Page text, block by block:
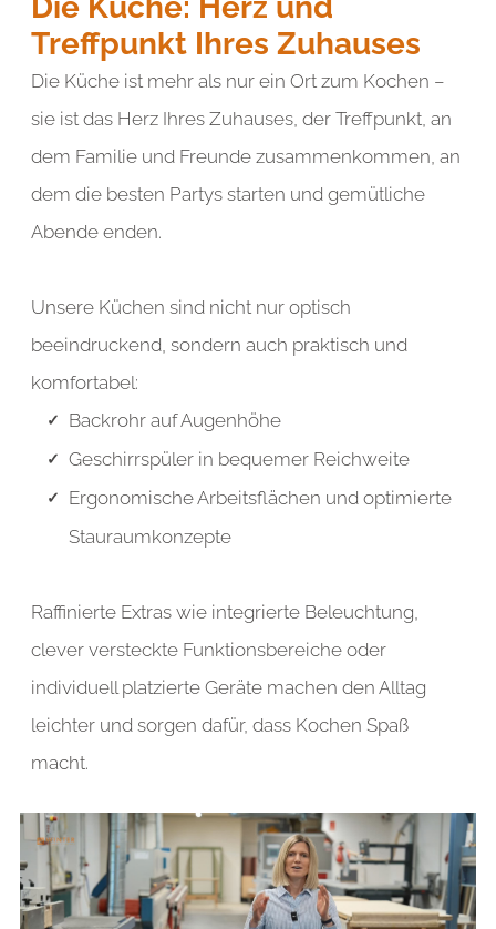
Treffpunkt Ihres Zuhauses
Die Küche ist mehr als nur ein Ort zum Kochen –
sie ist das Herz Ihres Zuhauses, der Treffpunkt, an
dem Familie und Freunde zusammenkommen, an
dem die besten Partys starten und gemütliche
Abende enden.
Unsere Küchen sind nicht nur optisch
beeindruckend, sondern auch praktisch und
komfortabel:
Backrohr auf Augenhöhe
Geschirrspüler in bequemer Reichweite
Ergonomische Arbeitsflächen und optimierte
Stauraumkonzepte
Raffinierte Extras wie integrierte Beleuchtung,
clever versteckte Funktionsbereiche oder
individuell platzierte Geräte machen den Alltag
leichter und sorgen dafür, dass Kochen Spaß
macht.
element you want
Add a link